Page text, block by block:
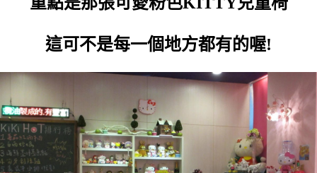
這可不是每一個地方都有的喔!